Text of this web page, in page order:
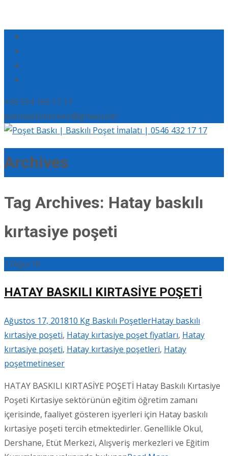
+90 554 165 17 17
eserbaskimerkezi@gmail.com
Archives
Tag Archives: Hatay baskılı
kırtasiye poşeti
17Ağu/18
HATAY BASKILI KIRTASİYE POŞETİ
Ağustos 17, 201810 Kg Baskılı PoşetlerHatay baskılı
kırtasiye poşeti, Hatay kırtasiye poşet fiyatları, Hatay
kırtasiye poşeti, Hatay kırtasiye poşetleri, Hatay
poşetmetineser
HATAY BASKILI KIRTASİYE POŞETİ Hatay Baskılı Kırtasiye
Poşeti Kırtasiye sektörünün eğitim öğretim zamanı
içerisinde, faaliyet gösteren işyerleri için Hatay baskılı
kırtasiye poşeti tercih etmektedirler. Genellikle Okul,
Dershane, Etüt Merkezi, Alışveriş merkezleri ve Eğitim